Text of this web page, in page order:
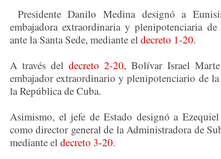
Presidente Danilo Medina designó a
embajadora extraordinaria y plenipotenciaria
ante la Santa Sede, mediante eldecreto 1-20.
A través del decreto 2-20, Bolívar Israel
embajador extraordinario y plenipotenciario de
la República de Cuba.
Asimismo, el jefe de Estado designó a
como director general de la Administradora de
mediante eldecreto 3-20.